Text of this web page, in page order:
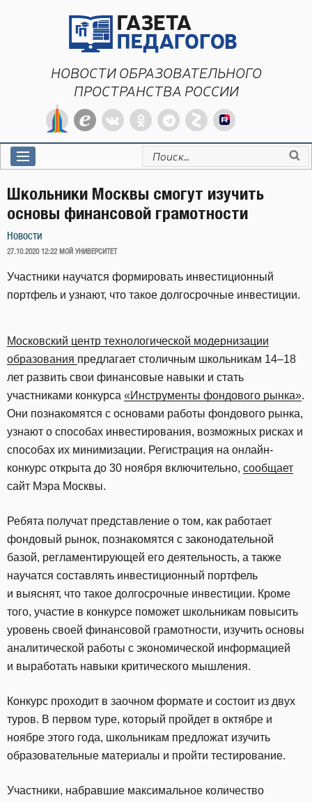
НОВОСТИ ОБРАЗОВАТЕЛЬНОГО
ПРОСТРАНСТВА РОССИИ
Искать:
Школьники Москвы смогут изучить
основы финансовой грамотности
Новости
ОПУБЛИКОВАНО
27.10.2020 12:22 МОЙ УНИВЕРСИТЕТ
Участники научатся формировать инвестиционный
портфель и узнают, что такое долгосрочные инвестиции.
Московский центр технологической модернизации
образования предлагает столичным школьникам 14–18
лет развить свои финансовые навыки и стать
участниками конкурса «Инструменты фондового рынка».
Они познакомятся с основами работы фондового рынка,
узнают о способах инвестирования, возможных рисках и
способах их минимизации. Регистрация на онлайн-
конкурс открыта до 30 ноября включительно, сообщает
сайт Мэра Москвы.
Ребята получат представление о том, как работает
фондовый рынок, познакомятся с законодательной
базой, регламентирующей его деятельность, а также
научатся составлять инвестиционный портфель
и выяснят, что такое долгосрочные инвестиции. Кроме
того, участие в конкурсе поможет школьникам повысить
уровень своей финансовой грамотности, изучить основы
аналитической работы с экономической информацией
и выработать навыки критического мышления.
Конкурс проходит в заочном формате и состоит из двух
туров. В первом туре, который пройдет в октябре и
ноябре этого года, школьникам предложат изучить
образовательные материалы и пройти тестирование.
Участники, набравшие максимальное количество